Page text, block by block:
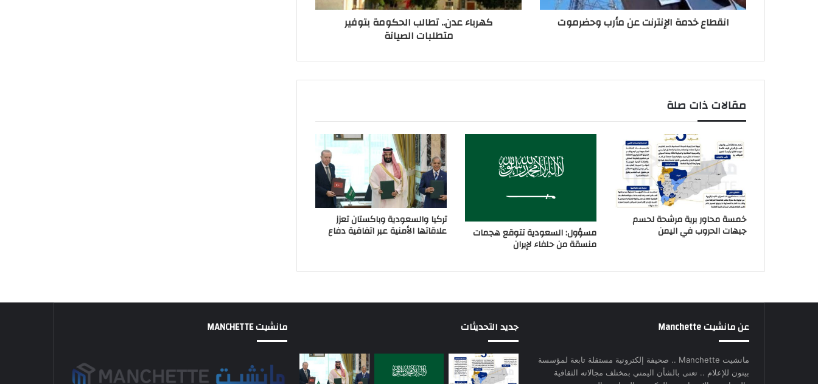
انقطاع خدمة الإنترنت عن مأرب وحضرموت كهرباء عدن.. تطالب الحكومة بتوفير
متطلبات الصيانة
مقالات ذات صلة
خمسة محاور برية مرشحة لحسم
جبهات الحروب في اليمن مسؤول: السعودية تتوقع هجمات
منسقة من حلفاء لإيران
تركيا والسعودية وباكستان تعزز
علاقاتها الأمنية عبر اتفاقية دفاع
عن مانشيت Manchette
مانشيت Manchette .. صحيفة إلكترونية مستقلة تابعة لمؤسسة
بينون للإعلام .. تعنى بالشأن اليمني بمختلف مجالاته الثقافية
جديد التحديثات مانشيت MANCHETTE